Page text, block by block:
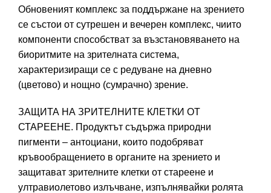
Обновеният комплекс за поддържане на зрението
се състои от сутрешен и вечерен комплекс, чиито
компоненти способстват за възстановяването на
биоритмите на зрителната система,
характеризиращи се с редуване на дневно
(цветово) и нощно (сумрачно) зрение.
ЗАЩИТА НА ЗРИТЕЛНИТЕ КЛЕТКИ ОТ
СТАРЕЕНЕ. Продуктът съдържа природни
пигменти – антоциани, които подобряват
кръвообращението в органите на зрението и
защитават зрителните клетки от стареене и
ултравиолетово излъчване, изпълнявайки ролята